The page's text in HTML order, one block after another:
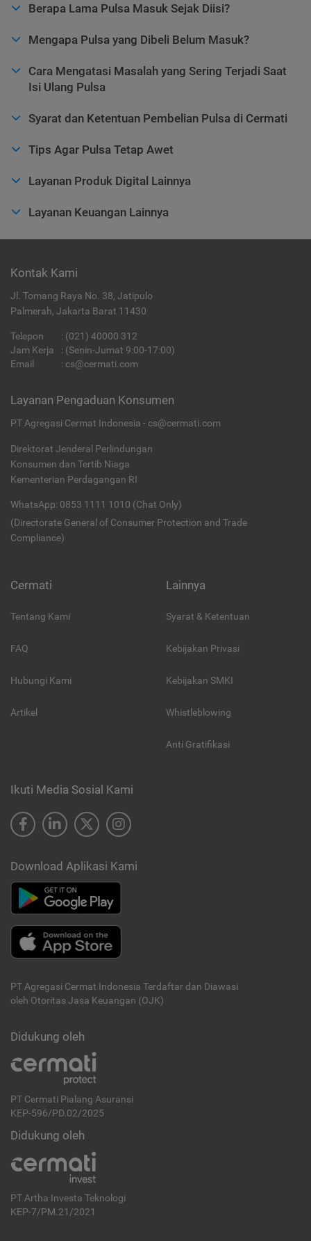
Berapa Lama Pulsa Masuk Sejak Diisi?
Mengapa Pulsa yang Dibeli Belum Masuk?
Cara Mengatasi Masalah yang Sering Terjadi Saat
Isi Ulang Pulsa
Syarat dan Ketentuan Pembelian Pulsa di Cermati
Tips Agar Pulsa Tetap Awet
Layanan Produk Digital Lainnya
Layanan Keuangan Lainnya
Kontak Kami
Jl. Tomang Raya No. 38, Jatipulo
Palmerah, Jakarta Barat 11430
Telepon : (021) 40000 312
Jam Kerja
: (Senin-Jumat 9:00-17:00)
Email
: cs@cermati.com
Layanan Pengaduan Konsumen
PT Agregasi Cermat Indonesia - cs@cermati.com
Direktorat Jenderal Perlindungan
Konsumen dan Tertib Niaga
Kementerian Perdagangan RI
WhatsApp: 0853 1111 1010 (Chat Only)
(Directorate General of Consumer Protection and Trade
Compliance)
Cermati
Tentang Kami
FAQ
Hubungi Kami
Artikel
Lainnya
Syarat & Ketentuan
Kebijakan Privasi
Kebijakan SMKI
Whistleblowing
Anti Gratifikasi
Ikuti Media Sosial Kami
Download Aplikasi Kami
PT Agregasi Cermat Indonesia Terdaftar dan Diawasi
oleh Otoritas Jasa Keuangan (OJK)
Didukung oleh
PT Cermati Pialang Asuransi
KEP-596/PD.02/2025
Didukung oleh
PT Artha Investa Teknologi
KEP-7/PM.21/2021